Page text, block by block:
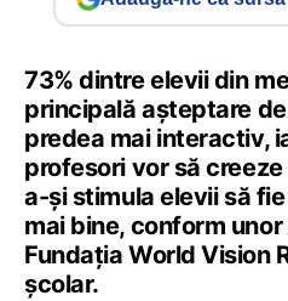
73% dintre elevii din
principală așteptare
predea mai interactiv,
profesori vor să
a-și stimula elevii să
mai bine, conform
Fundația World Vision
școlar.